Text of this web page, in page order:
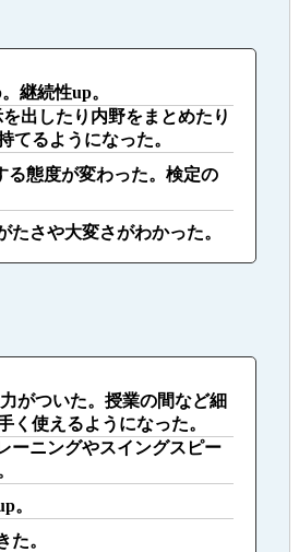
継続性up。
出したり内野をまとめたり
てるようになった。
る態度が変わった。検定の
たさや大変さがわかった。
がついた。授業の間など細
く使えるようになった。
ーニングやスイングスピー
。
た。